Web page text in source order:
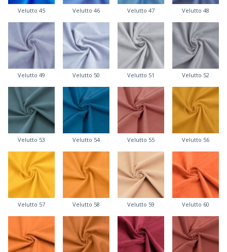
Velutto 45 Velutto 46 Velutto 47 Velutto 48
Velutto 49 Velutto 50 Velutto 51 Velutto 52
Velutto 53 Velutto 54 Velutto 55 Velutto 56
Velutto 57 Velutto 58 Velutto 59 Velutto 60